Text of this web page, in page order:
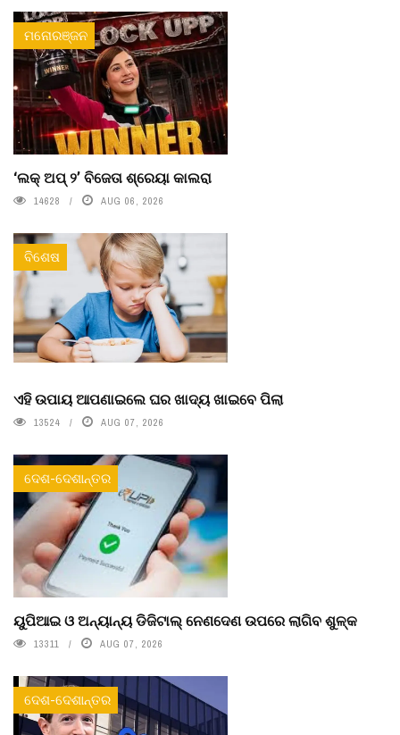
ମନୋରଞ୍ଜନ
‘ଲକ୍ ଅପ୍ ୨’ ବିଜେତା ଶ୍ରେୟା କାଲରା
14628 AUG 06, 2026
ବିଶେଷ
ଏହି ଉପାୟ ଆପଣାଇଲେ ଘର ଖାଦ୍ୟ ଖାଇବେ ପିଲା
13524 AUG 07, 2026
ଦେଶ-ଦେଶାନ୍ତର
ୟୁପିଆଇ ଓ ଅନ୍ୟାନ୍ୟ ଡିଜିଟାଲ୍ ନେଣଦେଣ ଉପରେ ଲାଗିବ ଶୁଳ୍କ
13311 AUG 07, 2026
ଦେଶ-ଦେଶାନ୍ତର